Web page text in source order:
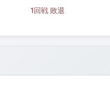
1回戦 敗退